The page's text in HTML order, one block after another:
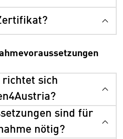
richtet sich
sind für
nötig?